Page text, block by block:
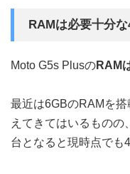
RAMは必要十分
Moto G5s PlusのRAM
最近は6GBのRAMを
えてきてはいるものの
台となると現時点でも